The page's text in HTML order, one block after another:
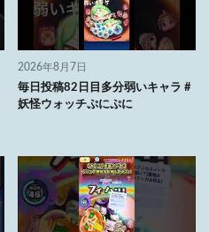
2026年8月7日
毎日投稿82日目多分弱いキャラ #
妖怪ウォッチぷにぷに